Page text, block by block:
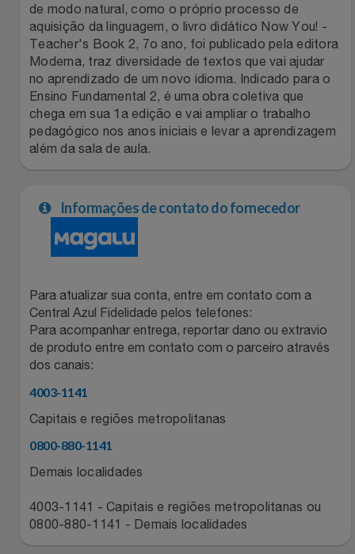
Mercado
Móveis
Natal
Notebooks E Tablet
Papelaria
Páscoa
Perfumaria
Perfume
Saúde E Bem-Estar
TV
Mormaii
Multi
Natura
Netshoes
Perfumes & Cosméticos
Ponto Frio
Portal Das Malas
Porto Brasil
Safe – Escola De Aviação
Stanley Pmi
The Bar
Top Store
Sams Club
Topstore
de modo natural, como o próprio processo de
aquisição da linguagem, o livro didático Now You! -
Teacher's Book 2, 7o ano, foi publicado pela editora
Moderna, traz diversidade de textos que vai ajudar
no aprendizado de um novo idioma. Indicado para o
Ensino Fundamental 2, é uma obra coletiva que
chega em sua 1a edição e vai ampliar o trabalho
pedagógico nos anos iniciais e levar a aprendizagem
além da sala de aula.
Informações de contato do fornecedor
Para atualizar sua conta, entre em contato com a
Central Azul Fidelidade pelos telefones:
Para acompanhar entrega, reportar dano ou extravio
de produto entre em contato com o parceiro através
dos canais:
4003-1141
Capitais e regiões metropolitanas
0800-880-1141
Demais localidades
4003-1141 - Capitais e regiões metropolitanas ou
0800-880-1141 - Demais localidades